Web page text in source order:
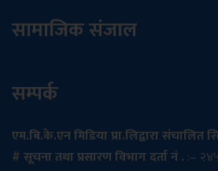
सामाजिक संजाल
सम्पर्क
एम.बि.के.एन मिडिया प्रा.लिद्वारा संचालित
# सूचना तथा प्रसारण विभाग दर्ता नं . :–